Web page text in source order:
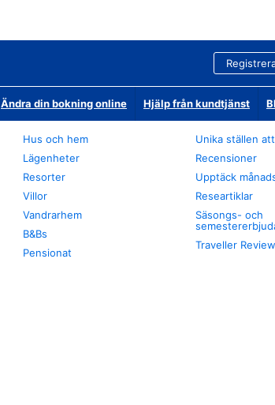
Ändra din bokning online Hjälp från kundtjänst
Hus och hem
Lägenheter
Resorter
Villor
Vandrarhem
B&Bs
Pensionat
Unika ställen
Recensioner
Upptäck
Researtiklar
Säsongs- och
Traveller